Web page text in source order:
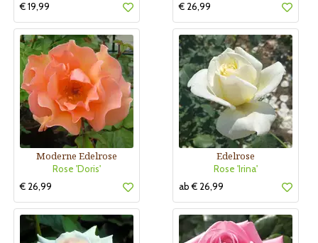
€ 19,99
€ 26,99
Moderne Edelrose
Rose 'Doris'
€ 26,99
Edelrose
Rose 'Irina'
ab € 26,99